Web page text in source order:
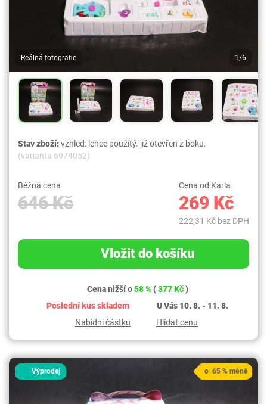
Reálná fotografie 1/6
Stav zboží:vzhled: lehce použitý. již otevřen z boku.
(varianta 6974052)
Běžná cena
646 Kč
Cena od Karla
269 Kč
222,31 Kč bez DPH
Vložit do košíku
Cena nižší o58 %(377 Kč)
Poslední kus skladem
U Vás 10. 8. - 11. 8.
Nabídni částku
Hlídat cenu
Výprodej o 65 % méně